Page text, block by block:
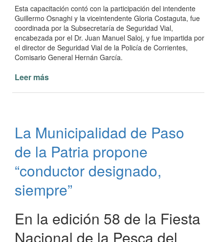
Esta capacitación contó con la participación del intendente
Guillermo Osnaghi y la viceintendente Gloria Costaguta, fue
coordinada por la Subsecretaría de Seguridad Vial,
encabezada por el Dr. Juan Manuel Saloj, y fue impartida por
el director de Seguridad Vial de la Policía de Corrientes,
Comisario General Hernán García.
Leer más
en
Paso
de
la
Patria
La Municipalidad de Paso
de la Patria propone
“conductor designado,
siempre”
En la edición 58 de la Fiesta
Nacional de la Pesca del